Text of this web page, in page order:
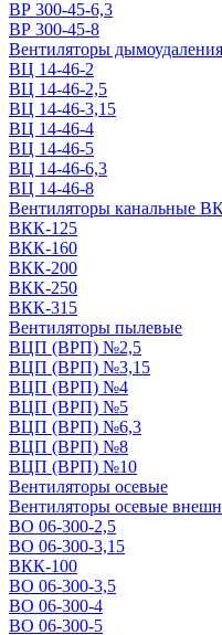
ВР 300-45-6,3
ВР 300-45-8
Вентиляторы
ВЦ 14-46-2
ВЦ 14-46-2,5
ВЦ 14-46-3,15
ВЦ 14-46-4
ВЦ 14-46-5
ВЦ 14-46-6,3
ВЦ 14-46-8
Вентиляторы канальные
ВКК-125
ВКК-160
ВКК-200
ВКК-250
ВКК-315
Вентиляторы пылевые
ВЦП (ВРП) №2,5
ВЦП (ВРП) №3,15
ВЦП (ВРП) №4
ВЦП (ВРП) №5
ВЦП (ВРП) №6,3
ВЦП (ВРП) №8
ВЦП (ВРП) №10
Вентиляторы осевые
Вентиляторы осевые
ВО 06-300-2,5
ВО 06-300-3,15
ВКК-100
ВО 06-300-3,5
ВО 06-300-4
ВО 06-300-5